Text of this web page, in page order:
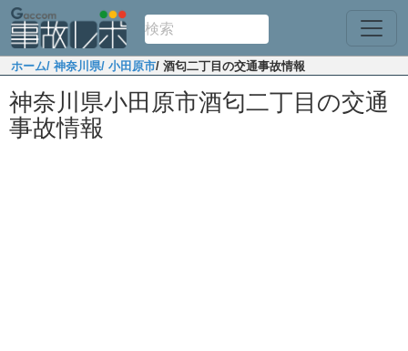
ホーム/ 神奈川県/ 小田原市/ 酒匂二丁目の交通事故情報
神奈川県小田原市酒匂二丁目の交通
事故情報